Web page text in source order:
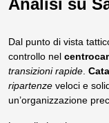
Dal punto di vista
controllo nel
transizioni rapide
ripartenze veloci e
un’organizzazione